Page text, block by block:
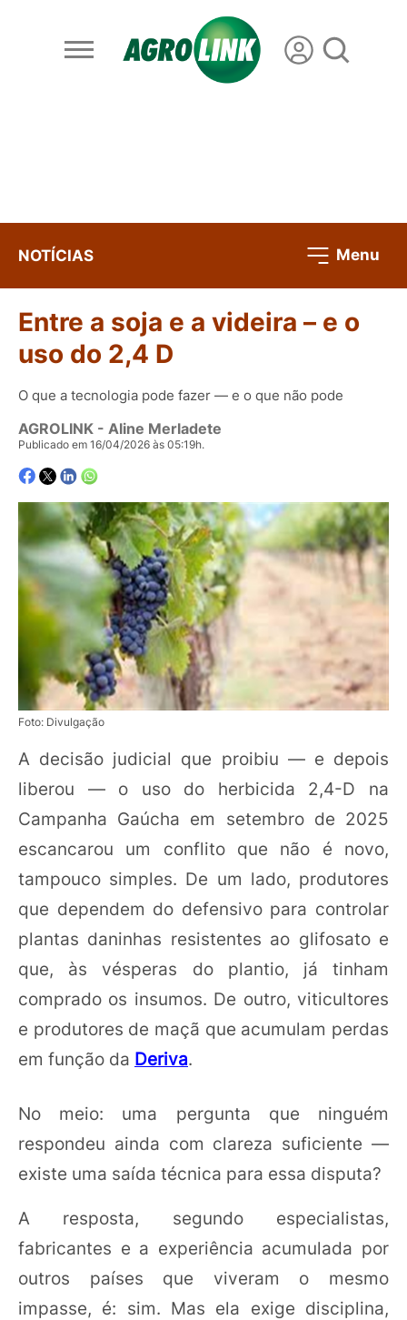
NOTÍCIAS Menu
Entre a soja e a videira – e o
uso do 2,4 D
O que a tecnologia pode fazer — e o que não pode
AGROLINK - Aline Merladete
Publicado em 16/04/2026 às 05:19h.
Foto: Divulgação
A decisão judicial que proibiu — e depois
liberou — o uso do herbicida 2,4-D na
Campanha Gaúcha em setembro de 2025
escancarou um conflito que não é novo,
tampouco simples. De um lado, produtores
que dependem do defensivo para controlar
plantas daninhas resistentes ao glifosato e
que, às vésperas do plantio, já tinham
comprado os insumos. De outro, viticultores
e produtores de maçã que acumulam perdas
em função da Deriva.
No meio: uma pergunta que ninguém
respondeu ainda com clareza suficiente —
existe uma saída técnica para essa disputa?
A resposta, segundo especialistas,
fabricantes e a experiência acumulada por
outros países que viveram o mesmo
impasse, é: sim. Mas ela exige disciplina,